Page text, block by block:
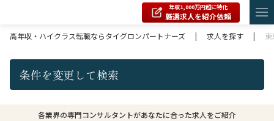
年収1,000万円超に特化
厳選求人を紹介依頼
高年収・ハイクラス転職ならタイグロンパートナーズ
| 求人を探す |
条件を変更して検索
各業界の専門コンサルタントがあなたに合った求人をご紹介